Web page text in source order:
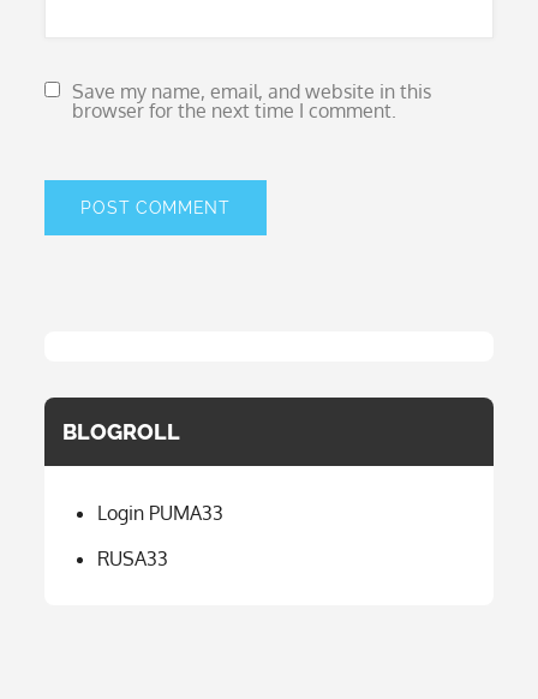
Save my name, email, and website in this
browser for the next time I comment.
BLOGROLL
Login PUMA33
RUSA33